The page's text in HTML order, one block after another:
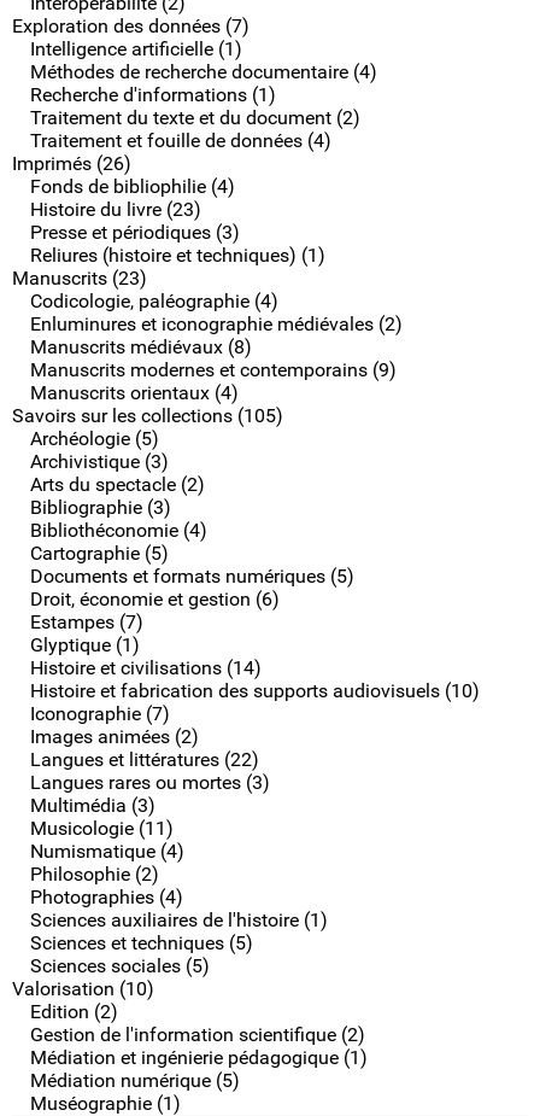
Exploration des données (7)
Intelligence artificielle (1)
Méthodes de recherche documentaire (4)
Recherche d'informations (1)
Traitement du texte et du document (2)
Traitement et fouille de données (4)
Imprimés (26)
Fonds de bibliophilie (4)
Histoire du livre (23)
Presse et périodiques (3)
Reliures (histoire et techniques) (1)
Manuscrits (23)
Codicologie, paléographie (4)
Enluminures et iconographie médiévales (2)
Manuscrits médiévaux (8)
Manuscrits modernes et contemporains (9)
Manuscrits orientaux (4)
Savoirs sur les collections (105)
Archéologie (5)
Archivistique (3)
Arts du spectacle (2)
Bibliographie (3)
Bibliothéconomie (4)
Cartographie (5)
Documents et formats numériques (5)
Droit, économie et gestion (6)
Estampes (7)
Glyptique (1)
Histoire et civilisations (14)
Histoire et fabrication des supports audiovisuels (10)
Iconographie (7)
Images animées (2)
Langues et littératures (22)
Langues rares ou mortes (3)
Multimédia (3)
Musicologie (11)
Numismatique (4)
Philosophie (2)
Photographies (4)
Sciences auxiliaires de l'histoire (1)
Sciences et techniques (5)
Sciences sociales (5)
Valorisation (10)
Edition (2)
Gestion de l'information scientifique (2)
Médiation et ingénierie pédagogique (1)
Médiation numérique (5)
Muséographie (1)